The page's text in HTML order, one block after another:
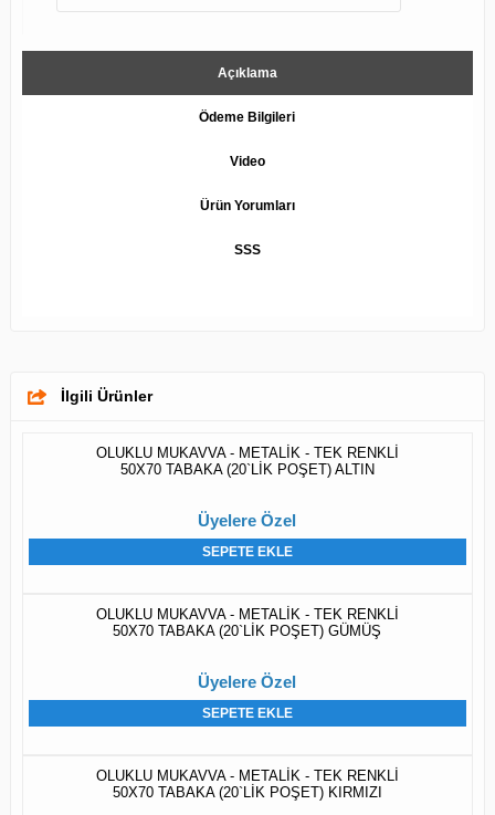
Açıklama
Ödeme Bilgileri
Video
Ürün Yorumları
SSS
İlgili Ürünler
OLUKLU MUKAVVA - METALİK - TEK RENKLİ
50X70 TABAKA (20`LİK POŞET) ALTIN
Üyelere Özel
SEPETE EKLE
OLUKLU MUKAVVA - METALİK - TEK RENKLİ
50X70 TABAKA (20`LİK POŞET) GÜMÜŞ
Üyelere Özel
SEPETE EKLE
OLUKLU MUKAVVA - METALİK - TEK RENKLİ
50X70 TABAKA (20`LİK POŞET) KIRMIZI